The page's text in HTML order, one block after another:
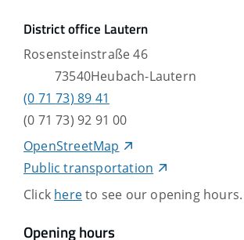
District office Lautern
Rosensteinstraße 46
73540Heubach-Lautern
OpenStreetMap
Public transportation
(0 71 73) 89 41
(0 71 73) 92 91 00
Click hereto see our opening hours.
Opening hours